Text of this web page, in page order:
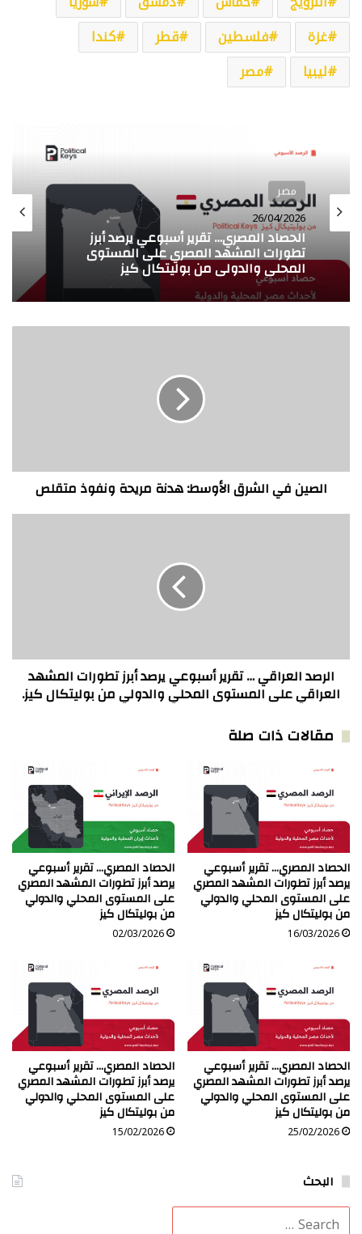
غزة
فلسطين قطر
كندا
ليبيا
مصر
مصر
26/04/2026
الحصاد المصري… تقرير أسبوعي يرصد أبرز
تطورات المشهد المصري على المستوى
المحلي والدولي من بوليتكال كيز
مصر
13/04/2026
المحلي والدولي من بوليتكال كيز
الصين
الصين في الشرق الأوسط: هدنة مريحة ونفوذ متقلص
المشهد
العراقي
على
المستوى
المحلي
والدولي
بوليتكال
الرصد العراقي … تقرير أسبوعي يرصد أبرز تطورات المشهد
العراقي على المستوى المحلي والدولي من بوليتكال كيز.
مقالات ذات صلة
الحصاد المصري… تقرير أسبوعي
يرصد أبرز تطورات المشهد المصري
على المستوى المحلي والدولي
من بوليتكال كيز
16/03/2026
الحصاد المصري… تقرير أسبوعي
يرصد أبرز تطورات المشهد المصري
على المستوى المحلي والدولي
من بوليتكال كيز
02/03/2026
الحصاد المصري… تقرير أسبوعي
يرصد أبرز تطورات المشهد المصري
على المستوى المحلي والدولي
من بوليتكال كيز
25/02/2026
الحصاد المصري… تقرير أسبوعي
يرصد أبرز تطورات المشهد المصري
على المستوى المحلي والدولي
من بوليتكال كيز
15/02/2026
البحث